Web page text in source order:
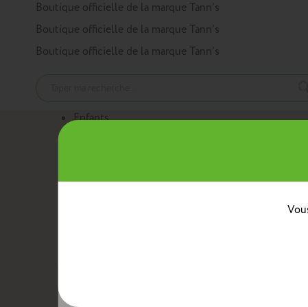
Panneau de gestion des cookies
Boutique officielle de la marque Tann’s
Boutique officielle de la marque Tann’s
Boutique officielle de la marque Tann’s
Enfants
Boîtes à goûterSacs bananesSacs repas avec